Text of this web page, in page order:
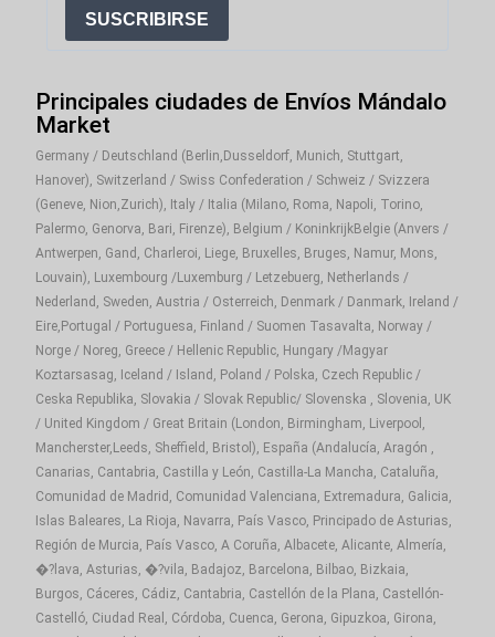
SUSCRIBIRSE
Principales ciudades de Envíos Mándalo
Market
Germany / Deutschland (Berlin,Dusseldorf, Munich, Stuttgart,
Hanover), Switzerland / Swiss Confederation / Schweiz / Svizzera
(Geneve, Nion,Zurich), Italy / Italia (Milano, Roma, Napoli, Torino,
Palermo, Genorva, Bari, Firenze), Belgium / KoninkrijkBelgie (Anvers /
Antwerpen, Gand, Charleroi, Liege, Bruxelles, Bruges, Namur, Mons,
Louvain), Luxembourg /Luxemburg / Letzebuerg, Netherlands /
Nederland, Sweden, Austria / Osterreich, Denmark / Danmark, Ireland /
Eire,Portugal / Portuguesa, Finland / Suomen Tasavalta, Norway /
Norge / Noreg, Greece / Hellenic Republic, Hungary /Magyar
Koztarsasag, Iceland / Island, Poland / Polska, Czech Republic /
Ceska Republika, Slovakia / Slovak Republic/ Slovenska , Slovenia, UK
/ United Kingdom / Great Britain (London, Birmingham, Liverpool,
Mancherster,Leeds, Sheffield, Bristol), España (Andalucía, Aragón ,
Canarias, Cantabria, Castilla y León, Castilla-La Mancha, Cataluña,
Comunidad de Madrid, Comunidad Valenciana, Extremadura, Galicia,
Islas Baleares, La Rioja, Navarra, País Vasco, Principado de Asturias,
Región de Murcia, País Vasco, A Coruña, Albacete, Alicante, Almería,
�?lava, Asturias, �?vila, Badajoz, Barcelona, Bilbao, Bizkaia,
Burgos, Cáceres, Cádiz, Cantabria, Castellón de la Plana, Castellón-
Castelló, Ciudad Real, Córdoba, Cuenca, Gerona, Gipuzkoa, Girona,